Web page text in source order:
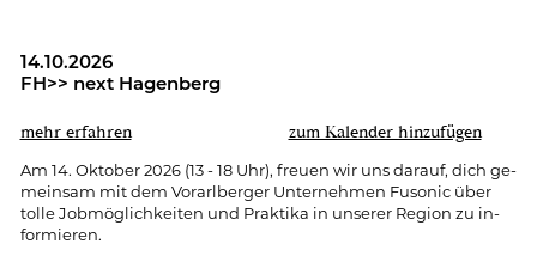
14.10.2026
FH>> next Ha­gen­berg
mehr er­fah­ren zum Ka­len­der hin­zu­fü­gen
Am 14. Ok­to­ber 2026 (13 - 18 Uhr), freu­en wir uns dar­auf, dich ge­
mein­sam mit dem Vor­arl­ber­ger Un­ter­neh­men Fu­so­nic über
tolle Job­mög­lich­kei­ten und Prak­ti­ka in un­se­rer Re­gi­on zu in­
for­mie­ren.